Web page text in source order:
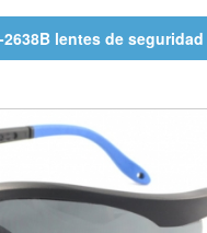
2638B lentes de seguridad